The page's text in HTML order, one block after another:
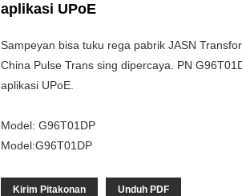
aplikasi UPoE
Sampeyan bisa tuku rega pabrik JASN
China Pulse Trans sing dipercaya. PN
aplikasi UPoE.
Model: G96T01DP
Model:G96T01DP
Kirim Pitakonan Unduh PDF